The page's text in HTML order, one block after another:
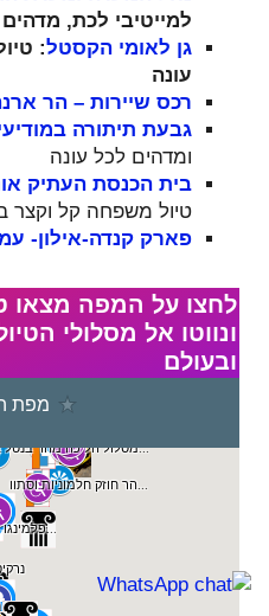
למייטיבי לכת,
גן לאומי הקסטל:
עונה
רכס שיירות – הר
גבעת תיתורה
ומדהים לכל עונה
בית הכנסת העתיק
טיול משפחה קל וקצר
פארק קנדה-אילון-
לחצו על המפה מצאו
ונווטו אל מסלולי
ובעולם